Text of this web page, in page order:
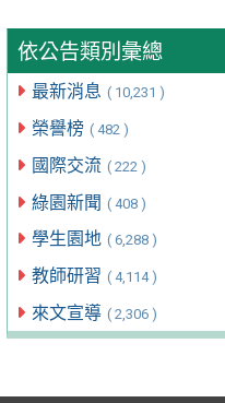
依公告類別彙總
最新消息 ( 10,231 )
榮譽榜 ( 482 )
國際交流 ( 222 )
綠園新聞 ( 408 )
學生園地 ( 6,288 )
教師研習 ( 4,114 )
來文宣導 ( 2,306 )